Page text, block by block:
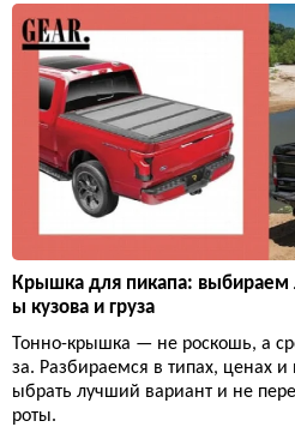
Крышка для пикапа:
ы кузова и груза
Тонно-крышка — не роскошь, а
за. Разбираемся в типах, ценах
ыбрать лучший вариант и не
роты.